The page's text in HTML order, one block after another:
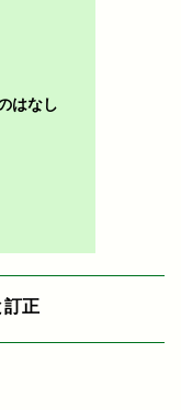
はなし
訂正